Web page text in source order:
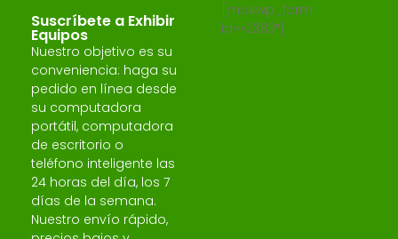
Suscríbete a Exhibir
Equipos
Nuestro objetivo es su
conveniencia: haga su
pedido en línea desde
su computadora
portátil, computadora
de escritorio o
teléfono inteligente las
24 horas del día, los 7
días de la semana.
Nuestro envío rápido,
[mc4wp_form
id=»2383″]